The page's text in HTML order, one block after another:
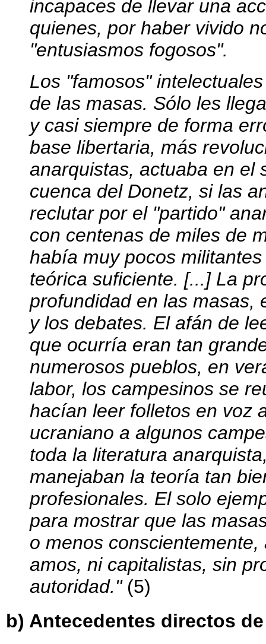
incapaces de llevar una
quienes, por haber vivido
"entusiasmos fogosos".
Los "famosos"
de las masas. Sólo les
y casi siempre de forma
base libertaria, más
anarquistas, actuaba en el
cuenca del Donetz, si las
reclutar por el "partido"
con centenas de miles de
había muy pocos
teórica suficiente. [...] La
profundidad en las masas,
y los debates. El afán de
que ocurría eran tan
numerosos pueblos, en
labor, los campesinos se
hacían leer folletos en voz
ucraniano a algunos
toda la literatura
manejaban la teoría tan
profesionales. El solo
para mostrar que las
o menos
amos, ni capitalistas, sin
autoridad."(5)
b) Antecedentes directos